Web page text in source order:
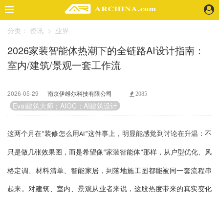
精选案例
建 筑
景 观
视 频
业 界
机 构
地 产
快速搜索
分类： 资讯 > 业界
2026家装智能体热潮下的全链路AI设计指南：
室内/建筑/景观一套工作流
2026-05-29 南京伊维尔科技有限公司 2085
Evai建筑大师；AIGC；AI建筑设计
这两个月在“装修怎么用AI”这件事上，明显能感觉到讨论在升温：不
只是做几张效果图，而是希望像“家装智能体”那样，从户型优化、风
格定调、材料清单、智能家居，到落地施工图都能被同一套流程串
起来。对建筑、室内、景观从业者来说，这股热度带来的真实变化